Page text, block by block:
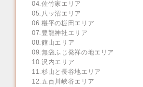
04.佐竹家エリア
05.八ッ沼エリア
06.椹平の棚田エリア
07.豊龍神社エリア
08.館山エリア
09.無袋ふじ発祥の地エリア
10.沢内エリア
11.杉山と長谷地エリア
12.五百川峡谷エリア